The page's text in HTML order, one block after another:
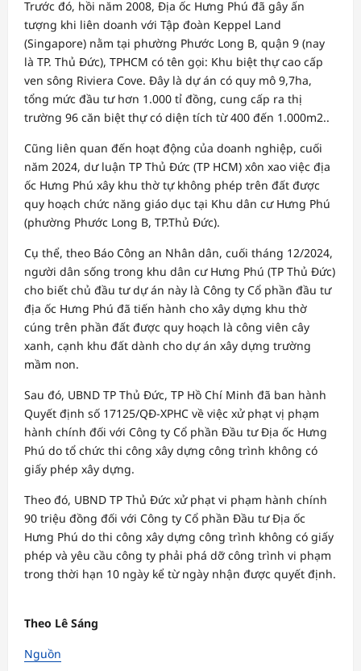
Trước đó, hồi năm 2008, Địa ốc Hưng Phú đã gây ấn
tượng khi liên doanh với Tập đoàn Keppel Land
(Singapore) nằm tại phường Phước Long B, quận 9 (nay
là TP. Thủ Đức), TPHCM có tên gọi: Khu biệt thự cao cấp
ven sông Riviera Cove. Đây là dự án có quy mô 9,7ha,
tổng mức đầu tư hơn 1.000 tỉ đồng, cung cấp ra thị
trường 96 căn biệt thự có diện tích từ 400 đến 1.000m2..
Cũng liên quan đến hoạt động của doanh nghiệp, cuối
năm 2024, dư luận TP Thủ Đức (TP HCM) xôn xao việc địa
ốc Hưng Phú xây khu thờ tự không phép trên đất được
quy hoạch chức năng giáo dục tại Khu dân cư Hưng Phú
(phường Phước Long B, TP.Thủ Đức).
Cụ thể, theo Báo Công an Nhân dân, cuối tháng 12/2024,
người dân sống trong khu dân cư Hưng Phú (TP Thủ Đức)
cho biết chủ đầu tư dự án này là Công ty Cổ phần đầu tư
địa ốc Hưng Phú đã tiến hành cho xây dựng khu thờ
cúng trên phần đất được quy hoạch là công viên cây
xanh, cạnh khu đất dành cho dự án xây dựng trường
mầm non.
Sau đó, UBND TP Thủ Đức, TP Hồ Chí Minh đã ban hành
Quyết định số 17125/QĐ-XPHC về việc xử phạt vị phạm
hành chính đối với Công ty Cổ phần Đầu tư Địa ốc Hưng
Phú do tổ chức thi công xây dựng công trình không có
giấy phép xây dựng.
Theo đó, UBND TP Thủ Đức xử phạt vi phạm hành chính
90 triệu đồng đối với Công ty Cổ phần Đầu tư Địa ốc
Hưng Phú do thi công xây dựng công trình không có giấy
phép và yêu cầu công ty phải phá dỡ công trình vi phạm
trong thời hạn 10 ngày kể từ ngày nhận được quyết định.
Theo Lê Sáng
Nguồn